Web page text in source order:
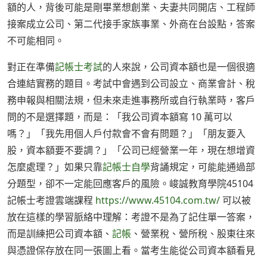
額的人，背後可能是剛畢業想創業、夫妻共同開店、工程師
接案成立公司、第二代接手家族事業、外商在台設點，答案
不可能相同。
對正在準備記帳士考試的人來說，公司資本額也是一個很適
合連結實務的題目。考試中會遇到公司設立、商業會計、稅
務申報與相關法規，但未來走進事務所或自行執業時，客戶
問的不是選擇題，而是：「我公司資本額寫 10 萬可以
嗎？」「我先用個人戶付款會不會有問題？」「朋友要入
股，資本額要不要調？」「公司已經營業一年，現在想增資
怎麼處理？」如果只靠記帳士自學背誦規定，可能能通過部
分題型，卻不一定能回應客戶的風險。峻誠教育學院45104
記帳士考證雲端課程 https://www.45104.com.tw/ 可以被
放在這樣的學習脈絡中理解：考證不是為了記住單一答案，
而是訓練把公司資本額、 記帳 、營業稅、營所稅、股東往來
與憑證保存放在同一張圖上看。當考生能從公司資本額看見